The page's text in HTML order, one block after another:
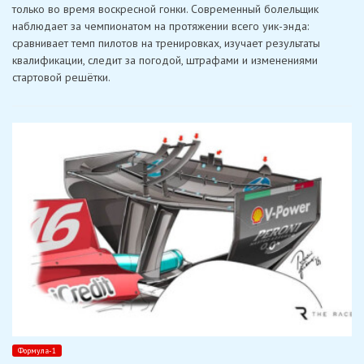
меняют
к
прогнозам
только во время воскресной гонки. Современный болельщик
наблюдает за чемпионатом на протяжении всего уик-энда:
сравнивает темп пилотов на тренировках, изучает результаты
квалификации, следит за погодой, штрафами и изменениями
стартовой решётки.
Формула-1